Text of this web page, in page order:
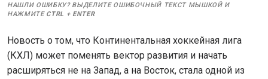
НАШЛИ ОШИБКУ? ВЫДЕЛИТЕ ОШИБОЧНЫЙ ТЕКСТ МЫШКОЙ И
НАЖМИТЕ CTRL + ENTER
Новость о том, что Континентальная хоккейная лига
(КХЛ) может поменять вектор развития и начать
расширяться не на Запад, а на Восток, стала одной из